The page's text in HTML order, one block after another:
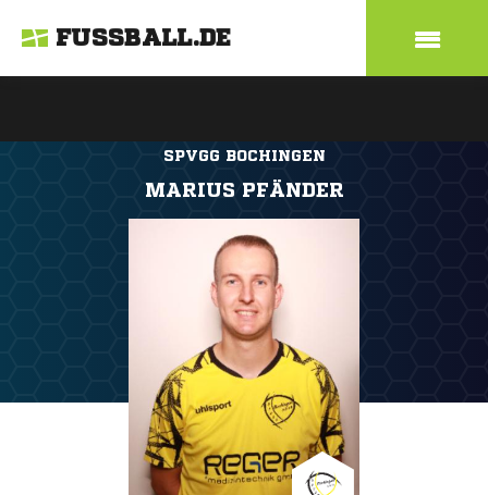
FUSSBALL.DE
SPVGG BOCHINGEN
MARIUS PFÄNDER